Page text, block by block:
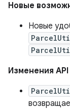
Новые
Новые
Изменения API